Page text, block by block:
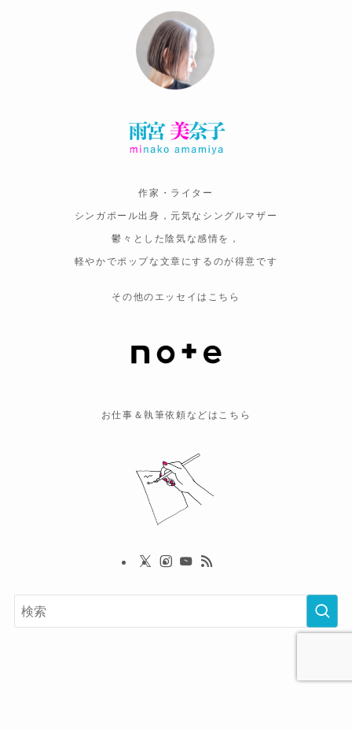
作家・ライター
シンガポール出身，元気なシングルマザー
鬱々とした陰気な感情を，
軽やかでポップな文章にするのが得意です
その他のエッセイはこちら
お仕事＆執筆依頼などはこちら